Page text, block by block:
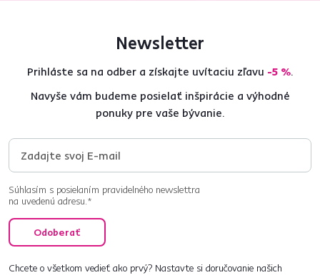
Newsletter
Prihláste sa na odber a získajte uvítaciu zľavu -5 %.
Navyše vám budeme posielať inšpirácie a výhodné
ponuky pre vaše bývanie.
Súhlasím s posielaním pravidelného newslettra
na uvedenú adresu.*
Odoberať
Chcete o všetkom vedieť ako prvý? Nastavte si doručovanie našich